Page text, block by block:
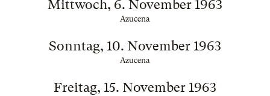
Mittwoch, 6. November 1963
Azucena
Sonntag, 10. November 1963
Azucena
Freitag, 15. November 1963